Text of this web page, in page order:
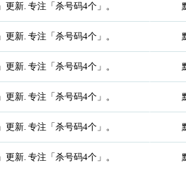
新. 专注「杀号码4个」。
新. 专注「杀号码4个」。
新. 专注「杀号码4个」。
新. 专注「杀号码4个」。
新. 专注「杀号码4个」。
新. 专注「杀号码4个」。